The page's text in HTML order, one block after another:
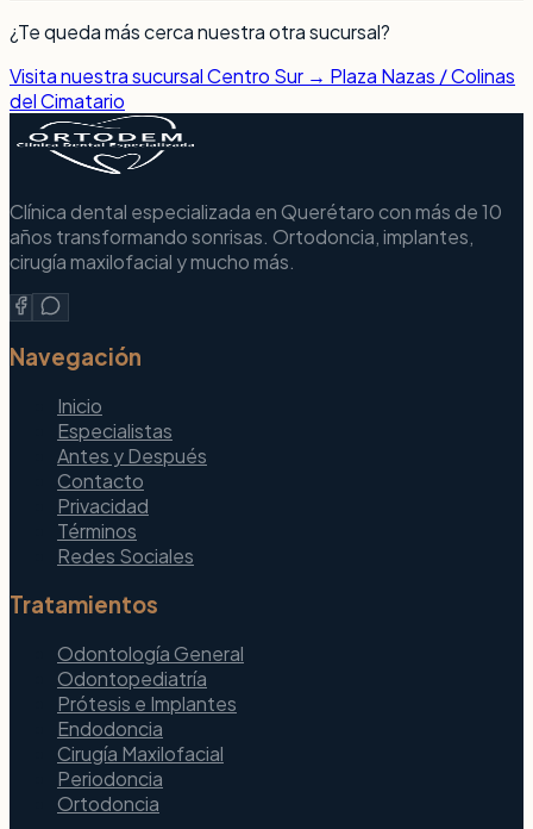
¿Te queda más cerca nuestra otra sucursal?
Visita nuestra sucursal Centro Sur → Plaza Nazas / Colinas
del Cimatario
Clínica dental especializada en Querétaro con más de 10
años transformando sonrisas. Ortodoncia, implantes,
cirugía maxilofacial y mucho más.
Navegación
Inicio
Especialistas
Antes y Después
Contacto
Privacidad
Términos
Redes Sociales
Tratamientos
Odontología General
Odontopediatría
Prótesis e Implantes
Endodoncia
Cirugía Maxilofacial
Periodoncia
Ortodoncia